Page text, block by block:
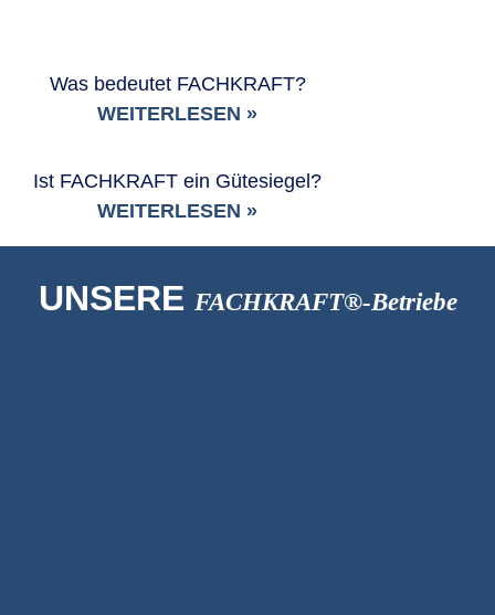
Was bedeutet FACHKRAFT?
WEITERLESEN »
Ist FACHKRAFT ein Gütesiegel?
WEITERLESEN »
UNSERE FACHKRAFT®-Betriebe